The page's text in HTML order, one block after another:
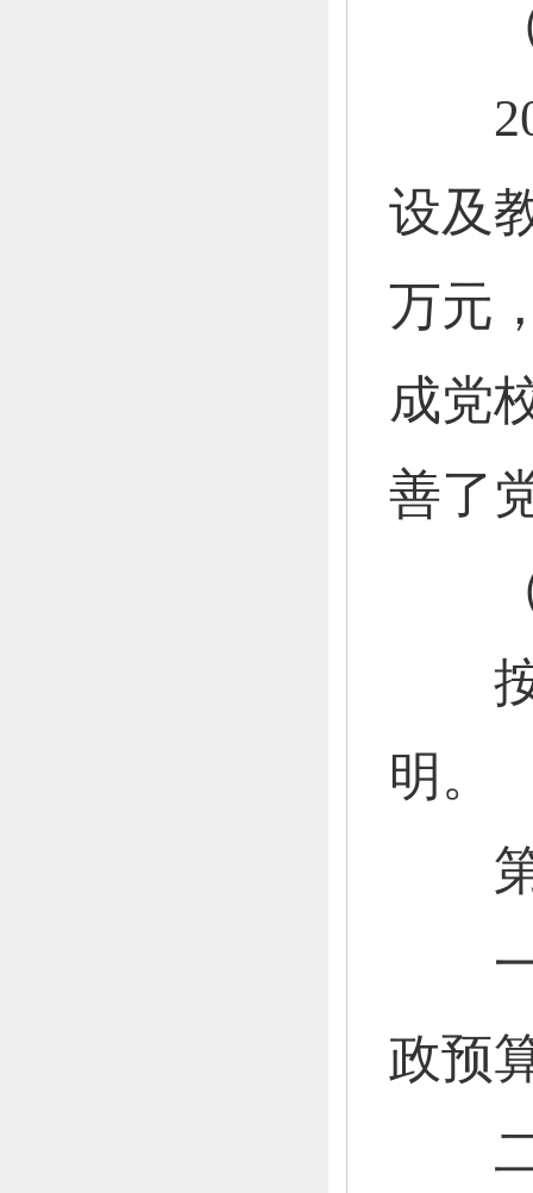
（
设及
万元
成党
善了
（
按
明。
第
一
政预
二